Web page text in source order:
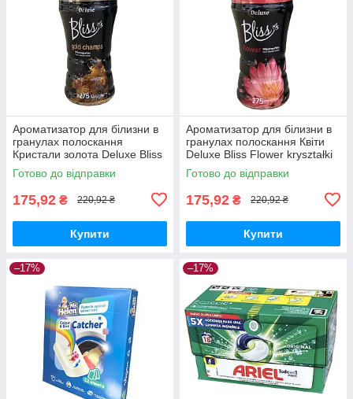
Ароматизатор для білизни в
гранулах полоскання
Кристали золота Deluxe Bliss
Gold Champ kryształki 275g
Готово до відправки
175,92 ₴ 220,92 ₴
Купити
Ароматизатор для білизни в
гранулах полоскання Квіти
Deluxe Bliss Flower kryształki
275g
Готово до відправки
175,92 ₴ 220,92 ₴
Купити
–17% –17%